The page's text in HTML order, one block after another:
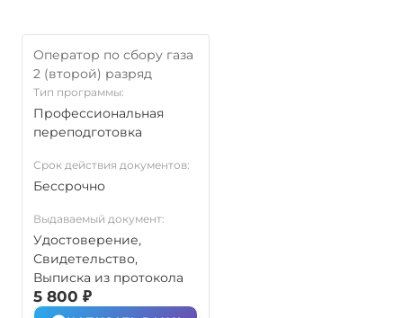
Оператор по сбору газа
2 (второй) разряд
Тип программы:
Профессиональная
переподготовка
Срок действия документов:
Бессрочно
Выдаваемый документ:
Удостоверение,
Свидетельство,
Выписка из протокола
5 800 ₽